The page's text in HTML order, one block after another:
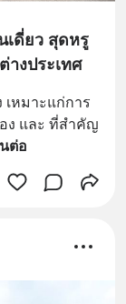
เดี่ยว สุดหรู
งประเทศ
หมาะแก่การ
ง และ ที่สำคัญ
ต่อ